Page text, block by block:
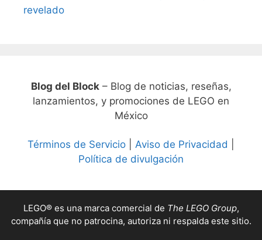
revelado
Blog del Block– Blog de noticias, reseñas,
lanzamientos, y promociones de LEGO en
México
Términos de Servicio Aviso de Privacidad
Política de divulgación
LEGO® es una marca comercial de The LEGO Group,
compañía que no patrocina, autoriza ni respalda este sitio.